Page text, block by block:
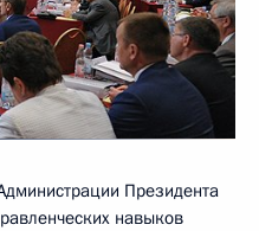
Президента
навыков